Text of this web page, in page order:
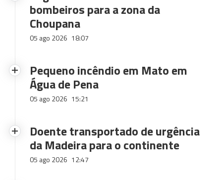
bombeiros para a zona da
Choupana
05 ago 2026 18:07
Pequeno incêndio em Mato em
Água de Pena
05 ago 2026 15:21
Doente transportado de urgência
da Madeira para o continente
05 ago 2026 12:47